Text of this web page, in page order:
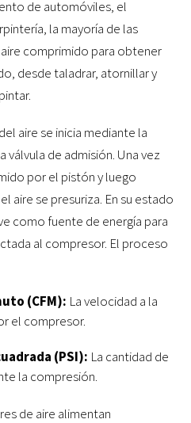
de automóviles, el
la mayoría de las
comprimido para obtener
desde taladrar, atornillar y
aire se inicia mediante la
válvula de admisión. Una vez
por el pistón y luego
aire se presuriza. En su estado
como fuente de energía para
al compresor. El proceso
(CFM): La velocidad a la
el compresor.
(PSI): La cantidad de
la compresión.
de aire alimentan